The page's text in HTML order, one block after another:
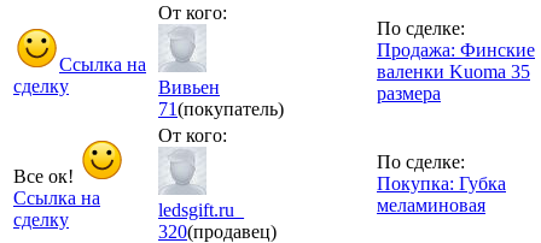
Ссылка на
сделку
От кого:
Вивьен
71(покупатель)
По сделке:
Продажа: Финские
валенки Kuoma 35
размера
Все ок!
Ссылка на
сделку
От кого:
ledsgift.ru_
320(продавец)
По сделке:
Покупка: Губка
меламиновая